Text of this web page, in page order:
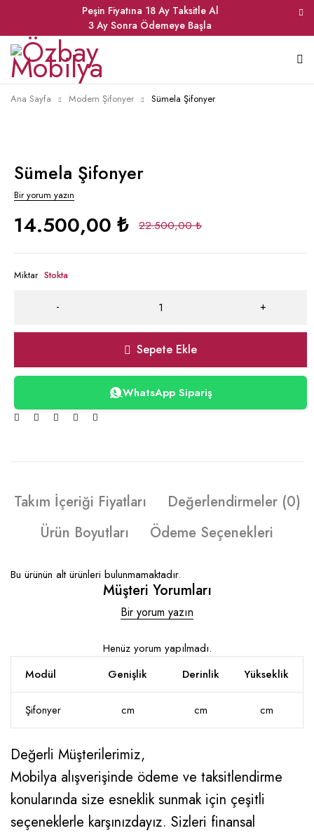
Peşin Fiyatına 18 Ay Taksitle Al
3 Ay Sonra Ödemeye Başla
Ana Sayfa Modern Şifonyer Sümela Şifonyer
Sümela Şifonyer
Bir yorum yazın
22.500,00₺
14.500,00 ₺
Miktar Stokta
Sepete Ekle
WhatsApp Sipariş
Takım İçeriği Fiyatları
Değerlendirmeler (0)
Ürün Boyutları
Ödeme Seçenekleri
Bu ürünün alt ürünleri bulunmamaktadır.
Müşteri Yorumları
Bir yorum yazın
Henüz yorum yapılmadı.
Modül
Genişlik Derinlik Yükseklik
Şifonyer cm cm cm
Değerli Müşterilerimiz,
Mobilya alışverişinde ödeme ve taksitlendirme
konularında size esneklik sunmak için çeşitli
seçeneklerle karşınızdayız. Sizleri finansal